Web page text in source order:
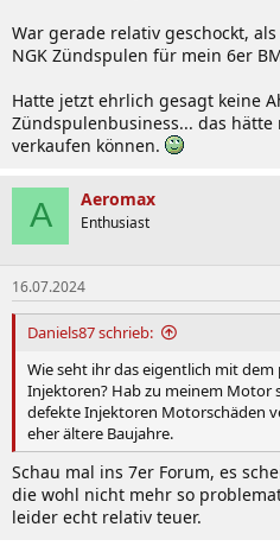
War gerade relativ geschockt,
NGK Zündspulen für mein 6er
Hatte jetzt ehrlich gesagt keine
Zündspulenbusiness... das
verkaufen können.
A Aeromax
Enthusiast
16.07.2024
Daniels87 schrieb:
Wie seht ihr das eigentlich mit
Injektoren? Hab zu meinem Motor
defekte Injektoren Motorschäden
eher ältere Baujahre.
Schau mal ins 7er Forum, es
die wohl nicht mehr so
leider echt relativ teuer.